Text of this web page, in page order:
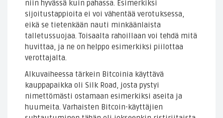
niin hyvässä kuin pahassa. Esimerkiksi
sijoitustappioita ei voi vähentää verotuksessa,
eikä se tietenkään nauti minkäänlaista
talletussuojaa. Toisaalta rahoillaan voi tehdä mitä
huvittaa, ja ne on helppo esimerkiksi piilottaa
verottajalta.
Alkuvaiheessa tärkein Bitcoinia käyttävä
kauppapaikka oli Silk Road, josta pystyi
nimettömästi ostamaan esimerkiksi aseita ja
huumeita. Varhaisten Bitcoin-käyttäjien